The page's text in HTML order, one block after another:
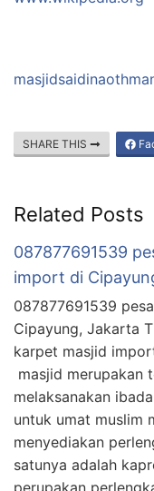
SHARE THIS
Related Posts
087877691539
import di
087877691539
Cipayung, Jakarta
karpet masjid
masjid merupakan
melaksanakan
untuk umat muslim
menyediakan
satunya adalah
perupakan